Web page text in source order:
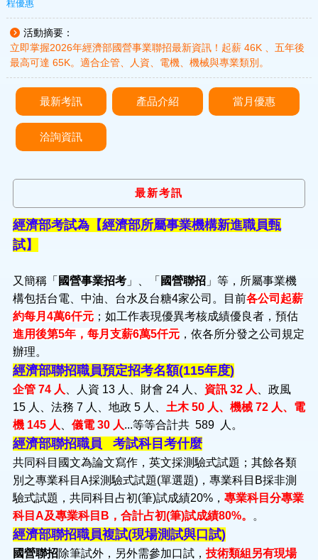
程優惠
活動摘要：
立即掌握2026年經濟部國營事業聯招最新資訊！起薪 46K 、五年後
最高可達 65K。適合企管、人資、電機、機械與專業類別。
最新考訊 產品介紹 當月優惠
洽詢資訊
最新考訊
經濟部考試為【經濟部所屬事業機構新進職員甄
試】
又簡稱「 國營事業招考」、「 國營聯招」等，所屬事業機
構包括台電、中油、台水及台糖4家公司。目前各公司起薪
約每月4萬6仟元；如工作表現優異考核成績優良者，預估
進用後第5年，每月支薪6萬5仟元，依各所分發之公司規定
辦理。
經濟部聯招職員預定招考名額(115年度)
企管 74 人 、人資 13 人、財會 24 人、 資訊 32 人 、政風
15 人、法務 7 人、地政 5 人、 土木 50 人、機械 72 人、電
機 145 人
儀電 30 人...等等合計共 589 人。
經濟部聯招職員 考試科目考什麼
共同科目國文為論文寫作，英文採測驗式試題；其餘各類
別之專業科目A採測驗式試題(單選題)，專業科目B採非測
驗式試題，共同科目占初(筆)試成績20%， 專業科目分專業
科目A及專業科目B，合計占初(筆)試成績80%。
。
經濟部聯招職員複試(現場測試與口試)
國營聯招除筆試外，另外需參加口試， 技術類組另有現場